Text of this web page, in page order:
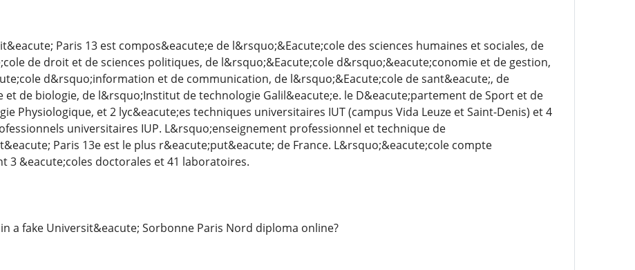
Paris 13 est compos&eacute;e de l&rsquo;&Eacute;cole des sciences humaines et sociales, de
de droit et de sciences politiques, de l&rsquo;&Eacute;cole d&rsquo;&eacute;conomie et de gestion,
d&rsquo;information et de communication, de l&rsquo;&Eacute;cole de sant&eacute;, de
et de biologie, de l&rsquo;Institut de technologie Galil&eacute;e. le D&eacute;partement de Sport et de
Physiologique, et 2 lyc&eacute;es techniques universitaires IUT (campus Vida Leuze et Saint-Denis) et 4
universitaires IUP. L&rsquo;enseignement professionnel et technique de
Paris 13e est le plus r&eacute;put&eacute; de France. L&rsquo;&eacute;cole compte
3 &eacute;coles doctorales et 41 laboratoires.
a fake Universit&eacute; Sorbonne Paris Nord diploma online?